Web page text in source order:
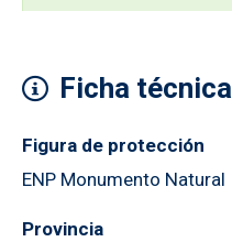
Ficha técnica
Figura de protección
ENP Monumento Natural
Provincia